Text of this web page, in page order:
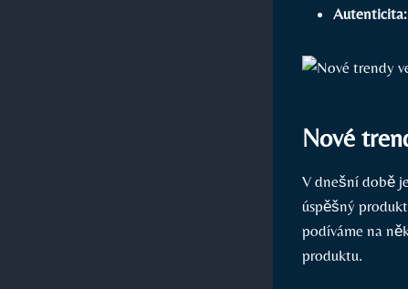
Autenticita:
Nové
V dnešní době
úspěšný
podíváme na
produktu.